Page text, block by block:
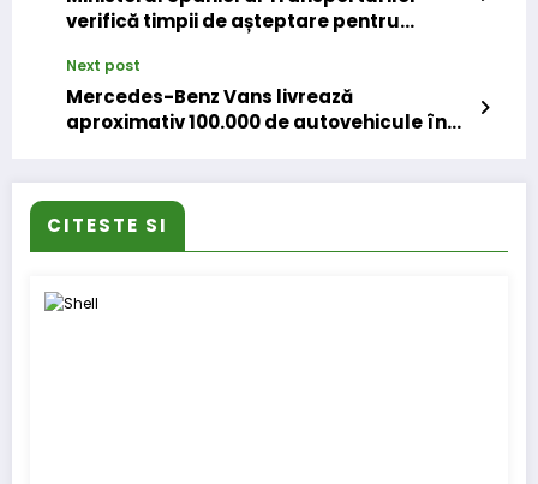
verifică timpii de așteptare pentru
Next post
Mercedes-Benz Vans livrează
aproximativ 100.000 de autovehicule în
CITESTE SI